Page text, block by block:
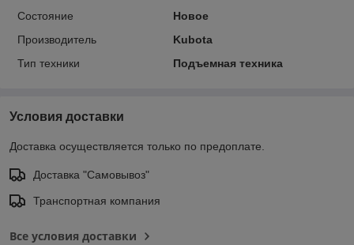
Состояние
Новое
Производитель
Kubota
Тип техники
Подъемная техника
Условия доставки
Доставка осуществляется только по предоплате.
Доставка "Самовывоз"
Транспортная компания
Все условия доставки